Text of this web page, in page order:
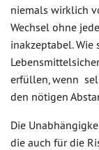
niemals wirklich
Wechsel ohne
inakzeptabel. Wie
erfüllen, wenn
den nötigen
Die
die auch für die